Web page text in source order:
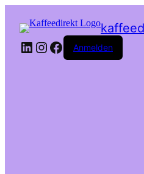
LinkedIn
Instagram
Facebook
Anmelden